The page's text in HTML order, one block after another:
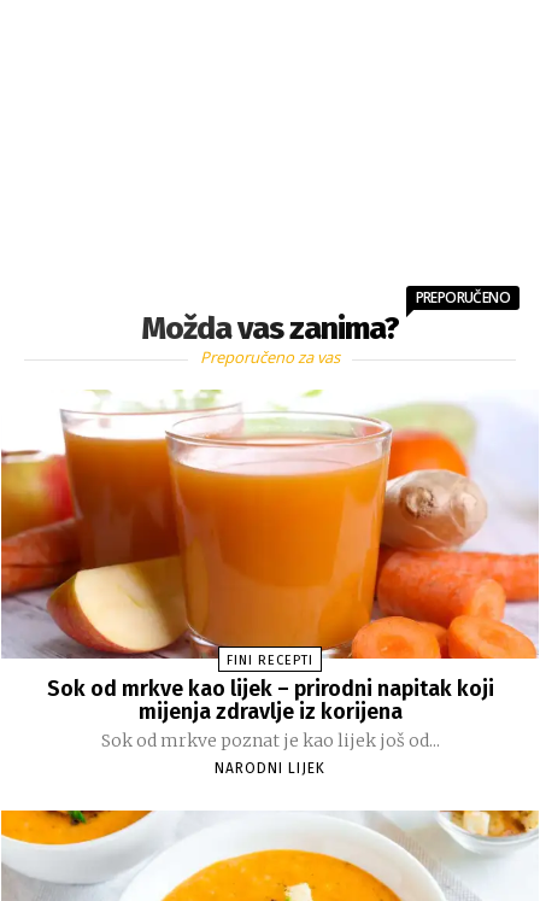
Možda vas zanima?
PREPORUČENO
Preporučeno za vas
FINI RECEPTI
Sok od mrkve kao lijek – prirodni napitak koji
mijenja zdravlje iz korijena
Sok od mrkve poznat je kao lijek još od...
NARODNI LIJEK